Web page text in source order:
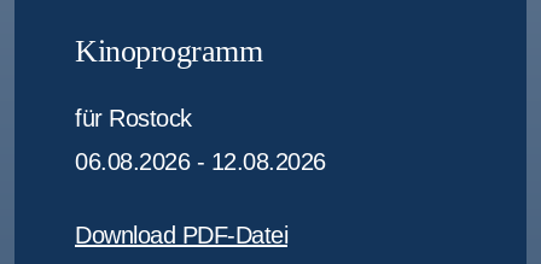
Kinoprogramm
für Rostock
06.08.2026 - 12.08.2026
Download PDF-Datei